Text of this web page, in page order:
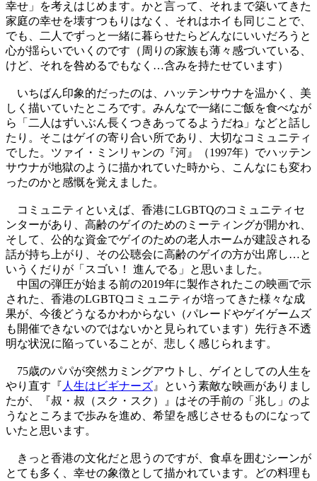
幸せ」を考えはじめます。かと言って、それまで築いてきた
家庭の幸せを壊すつもりはなく、それはホイも同じことで、
でも、二人でずっと一緒に暮らせたらどんなにいいだろうと
心が揺らいでいくのです（周りの家族も薄々感づいている、
けど、それを咎めるでもなく…含みを持たせています）
いちばん印象的だったのは、ハッテンサウナを温かく、美
しく描いていたところです。みんなで一緒にご飯を食べなが
ら「二人はずいぶん長くつきあってるようだね」などと話し
たり。そこはゲイの寄り合い所であり、大切なコミュニティ
でした。ツァイ・ミンリャンの『河』（1997年）でハッテン
サウナが地獄のように描かれていた時から、こんなにも変わ
ったのかと感慨を覚えました。
コミュニティといえば、香港にLGBTQのコミュニティセ
ンターがあり、高齢のゲイのためのミーティングが開かれ、
そして、公的な資金でゲイのための老人ホームが建設される
話が持ち上がり、その公聴会に高齢のゲイの方が出席し…と
いうくだりが「スゴい！ 進んでる」と思いました。
中国の弾圧が始まる前の2019年に製作されたこの映画で示
された、香港のLGBTQコミュニティが培ってきた様々な成
果が、今後どうなるかわからない（パレードやゲイゲームズ
も開催できないのではないかと見られています）先行き不透
明な状況に陥っていることが、悲しく感じられます。
75歳のパパが突然カミングアウトし、ゲイとしての人生を
やり直す『 人生はビギナーズ 』という素敵な映画がありまし
たが、『叔・叔（スク・スク）』はその手前の「兆し」のよ
うなところまで歩みを進め、希望を感じさせるものになって
いたと思います。
きっと香港の文化だと思うのですが、食卓を囲むシーンが
とても多く、幸せの象徴として描かれています。どの料理も